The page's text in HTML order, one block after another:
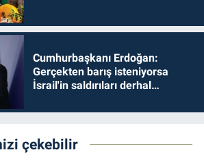
Cumhurbaşkanı Erdoğan:
Gerçekten barış isteniyorsa
İsrail'in saldırıları derhal
çekebilir